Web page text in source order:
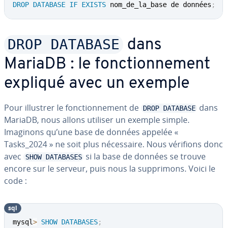
DROP DATABASE IF EXISTS nom_de_la_base de données ;
DROP DATABASE dans
MariaDB : le fonc­tion­ne­ment
expliqué avec un exemple
Pour illustrer le fonc­tion­ne­ment de DROP DATABASE dans
MariaDB, nous allons utiliser un exemple simple.
Imaginons qu’une base de données appelée «
Tasks_2024 » ne soit plus né­ces­saire. Nous vérifions donc
avec
SHOW DATABASES si la base de données se trouve
encore sur le serveur, puis nous la sup­pri­mons. Voici le
code :
mysql> SHOW DATABASES;
sql